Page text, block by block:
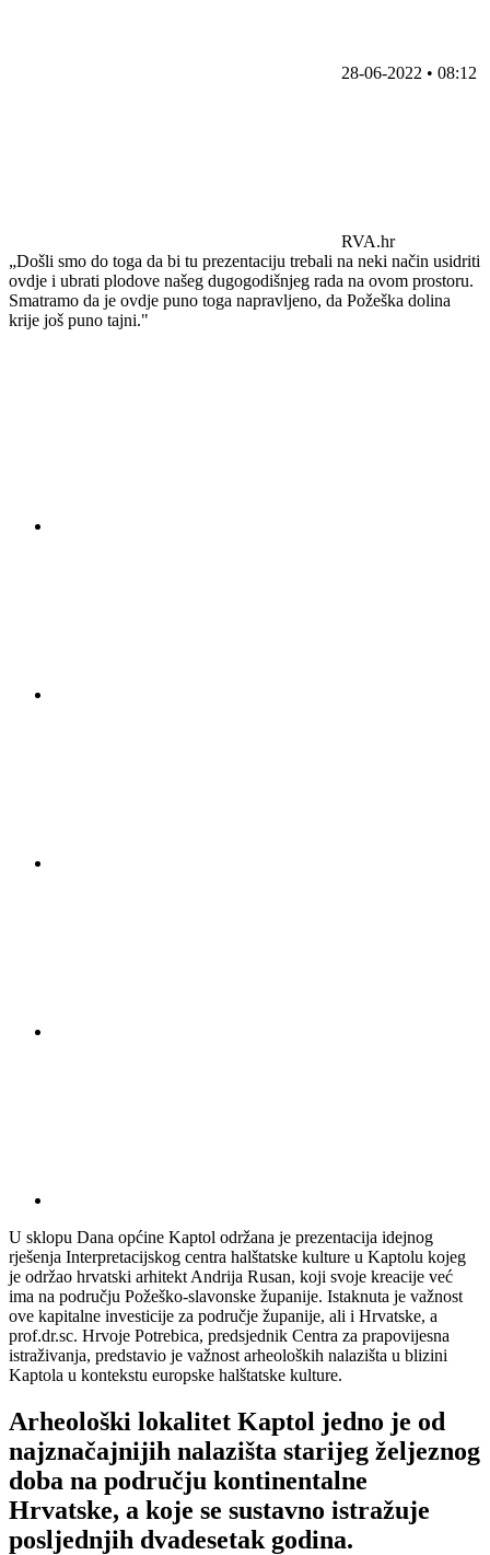
28-06-2022 • 08:12
RVA.hr
„Došli smo do toga da bi tu prezentaciju trebali na neki način usidriti
ovdje i ubrati plodove našeg dugogodišnjeg rada na ovom prostoru.
Smatramo da je ovdje puno toga napravljeno, da Požeška dolina
krije još puno tajni."
U sklopu Dana općine Kaptol održana je prezentacija idejnog
rješenja Interpretacijskog centra halštatske kulture u Kaptolu kojeg
je održao hrvatski arhitekt Andrija Rusan, koji svoje kreacije već
ima na području Požeško-slavonske županije. Istaknuta je važnost
ove kapitalne investicije za područje županije, ali i Hrvatske, a
prof.dr.sc. Hrvoje Potrebica, predsjednik Centra za prapovijesna
istraživanja, predstavio je važnost arheoloških nalazišta u blizini
Kaptola u kontekstu europske halštatske kulture.
Arheološki lokalitet Kaptol jedno je od
najznačajnijih nalazišta starijeg željeznog
doba na području kontinentalne
Hrvatske, a koje se sustavno istražuje
posljednjih dvadesetak godina.